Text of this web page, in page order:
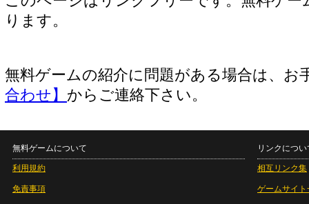
ります。
無料ゲームの紹介に問題がある場合は、お
合わせ】 からご連絡下さい。
無料ゲームについて
利用規約
免責事項
リンクについ
相互リンク集
ゲームサイト